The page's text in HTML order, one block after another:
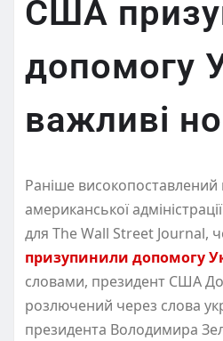
США
допомогу
важливі
Раніше високопоставлений
американської
для The Wall Street Journal,
призупинили допомогу
словами, президент США
розлючений через слова
президента Володимира